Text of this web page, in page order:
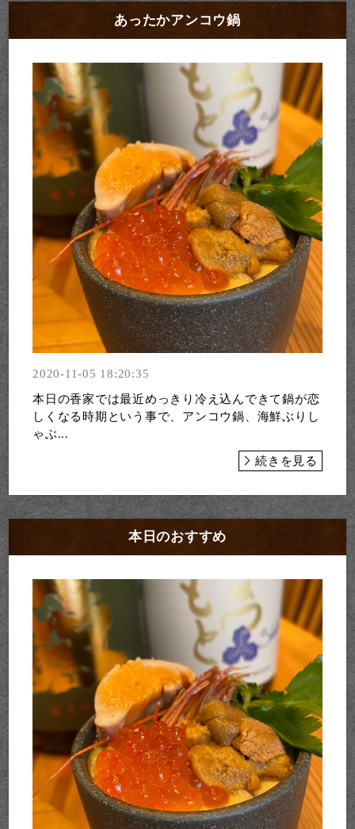
あったかアンコウ鍋
2020-11-05 18:20:35
本日の香家では最近めっきり冷え込んできて鍋が恋
しくなる時期という事で、アンコウ鍋、海鮮ぶりし
ゃぶ...
続きを見る
本日のおすすめ